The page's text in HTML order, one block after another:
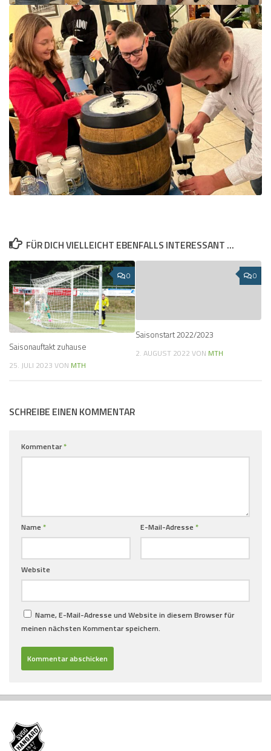
FÜR DICH VIELLEICHT EBENFALLS INTERESSANT …
0
Saisonauftakt zuhause
25. JULI 2023 VON MTH
0
Saisonstart 2022/2023
2. AUGUST 2022 VON MTH
SCHREIBE EINEN KOMMENTAR
Kommentar*
Name * E-Mail-Adresse *
Website
Name, E-Mail-Adresse und Website in diesem Browser für
meinen nächsten Kommentar speichern.